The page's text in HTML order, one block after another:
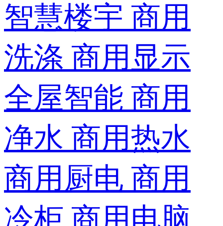
智慧楼宇 商用
洗涤 商用显示
全屋智能 商用
净水 商用热水
商用厨电 商用
冷柜 商用电脑